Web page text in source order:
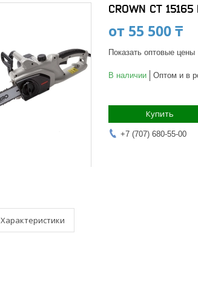
CROWN СТ
от 55 500 ₸
Показать оптовые цены
В наличии Оптом и в
Купить
+7 (707) 680-55-00
Характеристики